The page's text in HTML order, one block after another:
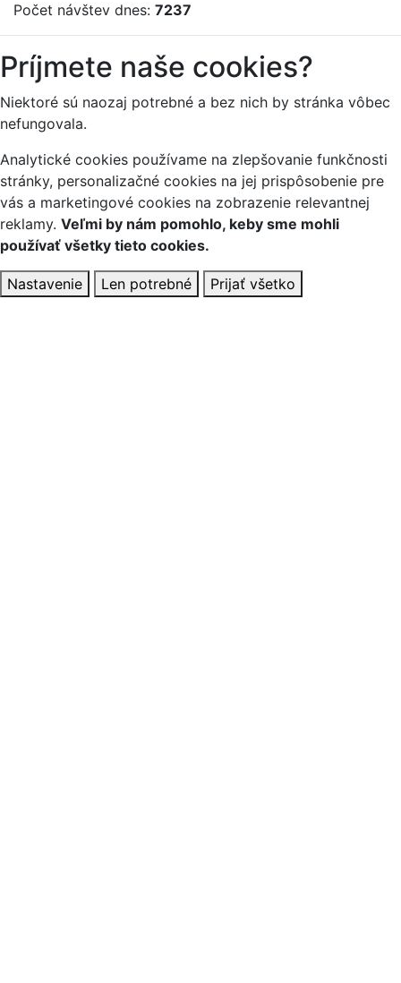
Počet návštev dnes: 7237
Príjmete naše cookies?
Niektoré sú naozaj potrebné a bez nich by stránka vôbec
nefungovala.
Analytické cookies používame na zlepšovanie funkčnosti
stránky, personalizačné cookies na jej prispôsobenie pre
vás a marketingové cookies na zobrazenie relevantnej
reklamy. Veľmi by nám pomohlo, keby sme mohli
používať všetky tieto cookies.
Nastavenie Len potrebné Prijať všetko